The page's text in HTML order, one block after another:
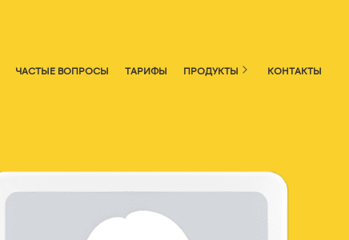
ЧАСТЫЕ ВОПРОСЫ ТАРИФЫ ПРОДУКТЫ КОНТАКТЫ